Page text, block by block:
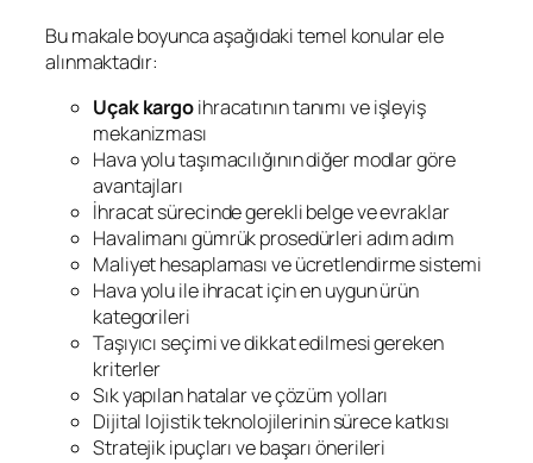
Bu makale boyunca aşağıdaki temel konular ele
alınmaktadır:
Uçak kargoihracatının tanımı ve işleyiş
mekanizması
Hava yolu taşımacılığının diğer modlar göre
avantajları
İhracat sürecinde gerekli belge ve evraklar
Havalimanı gümrük prosedürleri adım adım
Maliyet hesaplaması ve ücretlendirme sistemi
Hava yolu ile ihracat için en uygun ürün
kategorileri
Taşıyıcı seçimi ve dikkat edilmesi gereken
kriterler
Sık yapılan hatalar ve çözüm yolları
Dijital lojistik teknolojilerinin sürece katkısı
Stratejik ipuçları ve başarı önerileri